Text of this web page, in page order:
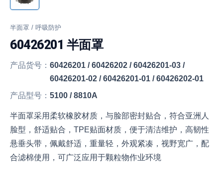
半面罩 / 呼吸防护
60426201 半面罩
产品货号： 60426201 / 60426202 / 60426201-03 /
60426201-02 / 60426201-01 / 60426202-01
产品型号： 5100 / 8810A
半面罩采用柔软橡胶材质，与脸部密封贴合，符合亚洲人
脸型，舒适贴合，TPE贴面材质，便于清洁维护，高韧性
悬垂头带，佩戴舒适，重量轻，外观紧凑，视野宽广，配
合滤棉使用，可广泛应用于颗粒物作业环境